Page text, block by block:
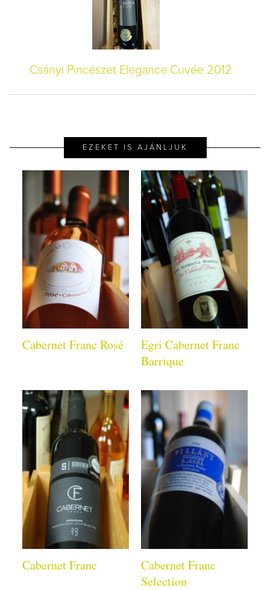
Csányi Pincészet Elegance Cuvée 2012
EZEKET IS AJÁNLJUK
Cabernet Franc Rosé
Egri Cabernet Franc
Barrique
Cabernet Franc
Cabernet Franc
Selection